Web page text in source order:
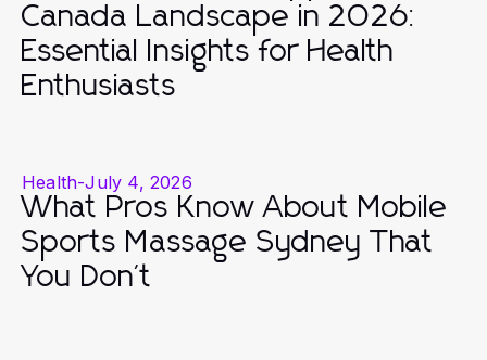
Canada Landscape in 2026:
Essential Insights for Health
Enthusiasts
Health-July 4, 2026
What Pros Know About Mobile
Sports Massage Sydney That
You Don't